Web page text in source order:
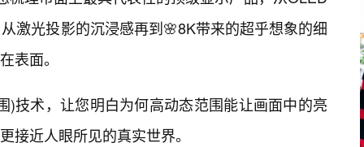
激光投影的沉浸感再到🌸8K带来的超乎想象的细
表面。
)技术，让您明白为何高动态范围能让画面中的亮
接近人眼所见的真实世界。